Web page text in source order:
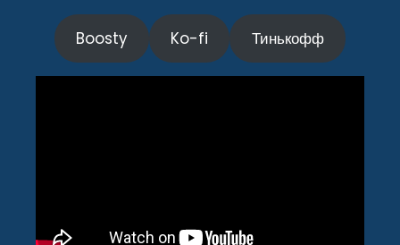
Boosty Ko-fi Тинькофф